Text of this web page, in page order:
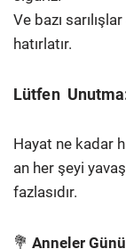
Ve bazı
hatırlatır.
Lütfen
Hayat ne kadar
an her şeyi
fazlasıdır.
💐 Anneler